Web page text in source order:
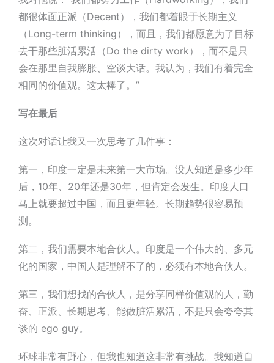
都很体面正派（Decent），我们都着眼于长期主义
（Long-term thinking），而且，我们都愿意为了目标
去干那些脏活累活（Do the dirty work），而不是只
会在那里自我膨胀、空谈大话。我认为，我们有着完全
相同的价值观。这太棒了。”
写在最后
这次对话让我又一次思考了几件事：
第一，印度一定是未来第一大市场。没人知道是多少年
后，10年、20年还是30年，但肯定会发生。印度人口
马上就要超过中国，而且更年轻。长期趋势很容易预
测。
第二，我们需要本地合伙人 。印度是一个伟大的、多元
化的国家，中国人是理解不了的，必须有本地合伙人。
第三，我们想找的合伙人，是分享同样价值观的人， 勤
奋、正派、长期思考、能做脏活累活，不是只会夸夸其
谈的 ego guy。
环球非常有野心，但我也知道这非常有挑战。我知道自